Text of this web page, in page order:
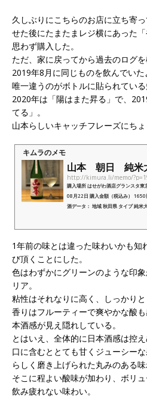
久しぶりにこちらのお店に立ち寄
せた後にたまたまレジ横にあった
思わず購入した。
ただ、家に戻ってから過去のログ
2019年8月に同じものを飲んでいた
唯一違うのがボトルに貼られている
2020年は「陽はまた昇る」で、
てる」。
山本らしいキャッチフレーズにちょ
キムラのメモ
山本 朝日 純米
http://kimura.li/memo/
購入場所 はせがわ酒店グランスタ
08月22日 購入金額（税込み）
酒データ： 地域 秋田県 タイプ 純米
1年前の味とは違った味わいかも知
び頂くことにした。
色はわずかにグリーンのような印
リア。
粘性はそれなりに高く、しっかりと
香りはフルーティーで爽やかな酸
本酒感が見え隠れしている。
とはいえ、全体的に日本酒感は控
口に含むととても甘くジューシー
らしく磨き上げられた丸みのある味
そこに程よい酸味が加わり、ボリ
飲み疲れない味わい。